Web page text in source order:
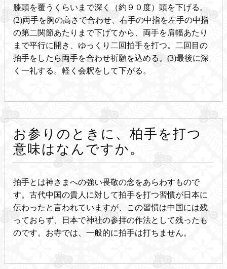
膝頭を覆うくらいまで深く（約９０度）頭を下げる。
(2)両手を胸の高さで合わせ、右手の中指を左手の中指
の第二関節あたりまで下げてから、両手を肩幅あたり
まで平行に開き、ゆっくり二回拍手を打つ。二回目の
拍手をしたら両手を合わせ祈願を込める。(3)最後に深
く一礼する。軽く会釈をして下がる。
お参りのときに、柏手を打つ
意味はなんですか。
拍手とは神さまへの強い畏敬の念をあらわすもので
す。古代中国の貴人に対して拍手を打つ習慣が日本に
伝わったと言われていますが、この習慣は中国には残
っておらず、日本で神社の参拝の作法として残ったも
のです。お寺では、一般的に拍手は打ちません。